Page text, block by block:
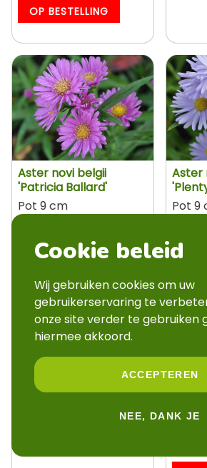
OP BESTELLING
Aster novi belgii
'Patricia Ballard'
Pot 9 cm
OP BESTELLING
Aster
Pot 9
Ladies'
Cookie beleid
Wij gebruiken cookies om uw
gebruikerservaring te
onze site verder te gebruiken
hiermee akkoord.
ACCEPTEREN
NEE, DANK JE